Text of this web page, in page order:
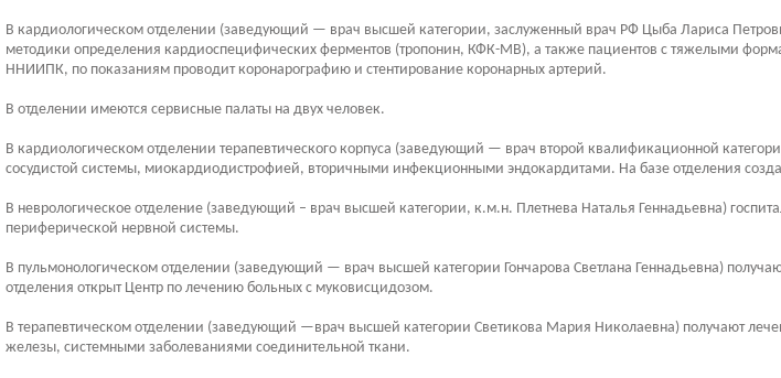
В кардиологическом отделении (заведующий — врач высшей категории, заслуженный врач РФ Цыба Лариса
методики определения кардиоспецифических ферментов (тропонин, КФК-МВ), а также пациентов с тяжелыми
ННИИПК, по показаниям проводит коронарографию и стентирование коронарных артерий.
В отделении имеются сервисные палаты на двух человек.
В кардиологическом отделении терапевтического корпуса (заведующий — врач второй квалификационной
сосудистой системы, миокардиодистрофией, вторичными инфекционными эндокардитами. На базе отделения
В неврологическое отделение (заведующий – врач высшей категории, к.м.н. Плетнева Наталья Геннадьевна)
периферической нервной системы.
В пульмонологическом отделении (заведующий — врач высшей категории Гончарова Светлана Геннадьевна)
отделения открыт Центр по лечению больных с муковисцидозом.
В терапевтическом отделении (заведующий —врач высшей категории Светикова Мария Николаевна) получают
железы, системными заболеваниями соединительной ткани.